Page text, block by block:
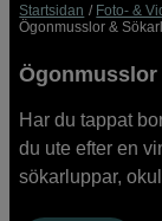
Startsidan Foto- &
Ögonmusslor &
Har du tappat
du ute efter en
sökarluppar,